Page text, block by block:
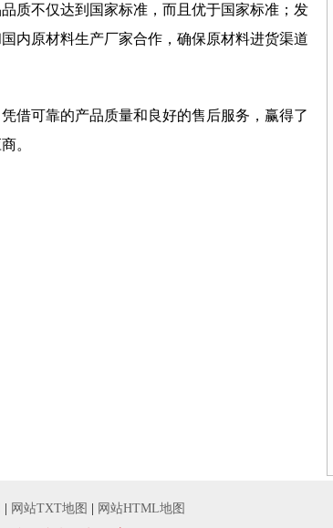
质不仅达到国家标准，而且优于国家标准；发
内原材料生产厂家合作，确保原材料进货渠道
借可靠的产品质量和良好的售后服务，赢得了
。
网站TXT地图
网站HTML地图